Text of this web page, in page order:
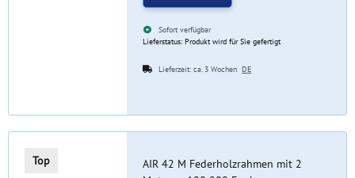
Sofort verfügbar
Lieferstatus: Produkt wird für Sie gefertigt
Lieferzeit:ca. 3 WochenDE
Top
AIR 42 M Federholzrahmen mit 2